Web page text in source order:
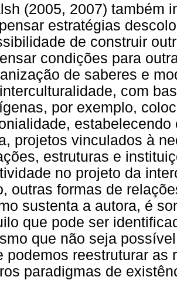
(2005, 2007) também
estratégias
de construir
condições para
de saberes e
com
por exemplo,
projetos vinculados à
estruturas e
no projeto da
outras formas de
sustenta a autora, é
que pode ser
que não seja
podemos reestruturar
paradigmas de